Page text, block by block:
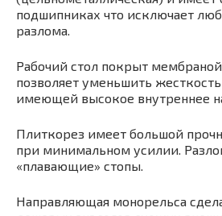
подшипниках что исключает
разлома.
Рабочий стол покрыт
позволяет уменьшить
имеющей высокое внутреннее
Плиткорез имеет большой
при минимальном усилии.
«плавающие» стопы.
Направляющая монорельса